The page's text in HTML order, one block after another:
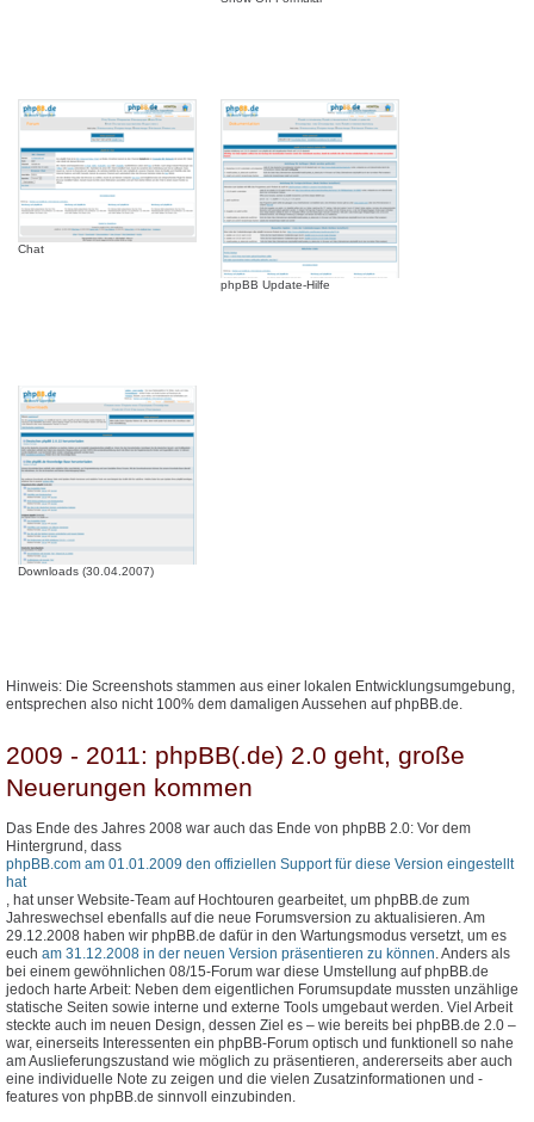
Chat
phpBB Update-Hilfe
Downloads (30.04.2007)
Hinweis: Die Screenshots stammen aus einer lokalen Entwicklungsumgebung,
entsprechen also nicht 100% dem damaligen Aussehen auf phpBB.de.
2009 - 2011: phpBB(.de) 2.0 geht, große
Neuerungen kommen
Das Ende des Jahres 2008 war auch das Ende von phpBB 2.0: Vor dem
Hintergrund, dass
phpBB.com am 01.01.2009 den offiziellen Support für diese Version eingestellt
hat
, hat unser Website-Team auf Hochtouren gearbeitet, um phpBB.de zum
Jahreswechsel ebenfalls auf die neue Forumsversion zu aktualisieren. Am
29.12.2008 haben wir phpBB.de dafür in den Wartungsmodus versetzt, um es
euch am 31.12.2008 in der neuen Version präsentieren zu können. Anders als
bei einem gewöhnlichen 08/15-Forum war diese Umstellung auf phpBB.de
jedoch harte Arbeit: Neben dem eigentlichen Forumsupdate mussten unzählige
statische Seiten sowie interne und externe Tools umgebaut werden. Viel Arbeit
steckte auch im neuen Design, dessen Ziel es – wie bereits bei phpBB.de 2.0 –
war, einerseits Interessenten ein phpBB-Forum optisch und funktionell so nahe
am Auslieferungszustand wie möglich zu präsentieren, andererseits aber auch
eine individuelle Note zu zeigen und die vielen Zusatzinformationen und -
features von phpBB.de sinnvoll einzubinden.